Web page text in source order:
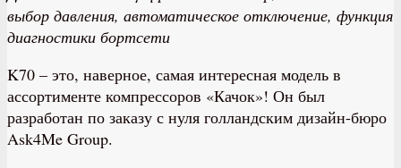
выбор давления, автоматическое отключение, функция
диагностики бортсети
K70 – это, наверное, самая интересная модель в
ассортименте компрессоров «Качок»! Он был
разработан по заказу с нуля голландским дизайн-бюро
Ask4Me Group.